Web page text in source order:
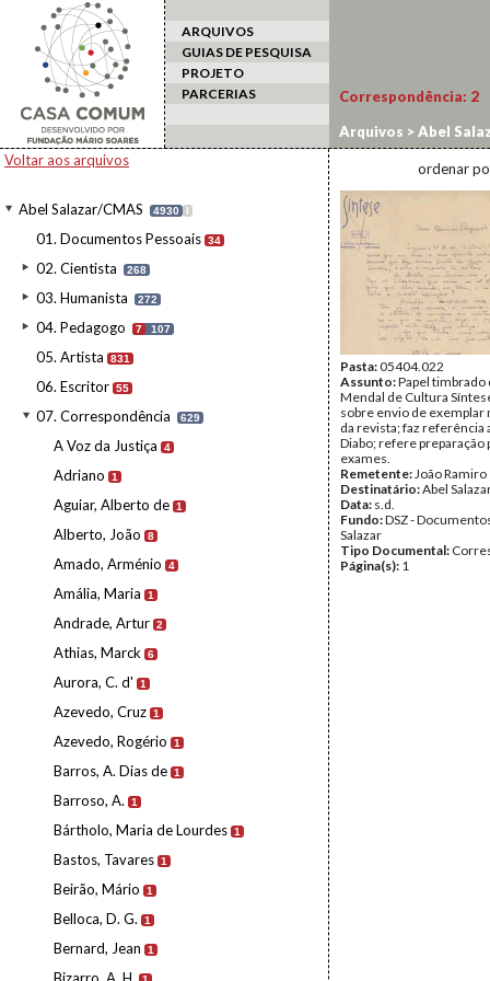
ARQUIVOS
GUIAS DE PESQUISA
PROJETO
PARCERIAS
Voltar aos arquivos
Abel Salazar/CMAS 4930 I
01. Documentos Pessoais 34
02. Cientista 268
03. Humanista 272
04. Pedagogo 7 107
05. Artista 831
06. Escritor 55
07. Correspondência 629
A Voz da Justiça 4
Adriano 1
Aguiar, Alberto de 1
Alberto, João 8
Amado, Arménio 4
Amália, Maria 1
Andrade, Artur 2
Athias, Marck 6
Aurora, C. d' 1
Azevedo, Cruz 1
Azevedo, Rogério 1
Barros, A. Dias de 1
Barroso, A. 1
Bártholo, Maria de Lourdes 1
Bastos, Tavares 1
Beirão, Mário 1
Belloca, D. G. 1
Bernard, Jean 1
Correspondência: 2
Arquivos >Abel
ordenar
Pasta:05404.022
Assunto:Papel timbrado
Mendal de Cultura
sobre envio de exemplar
da revista; faz referência
Diabo; refere preparação
exames.
Remetente:João Ramiro
Destinatário:Abel
Data: s.d.
Fundo:DSZ -
Salazar
Tipo Documental:
Página(s): 1